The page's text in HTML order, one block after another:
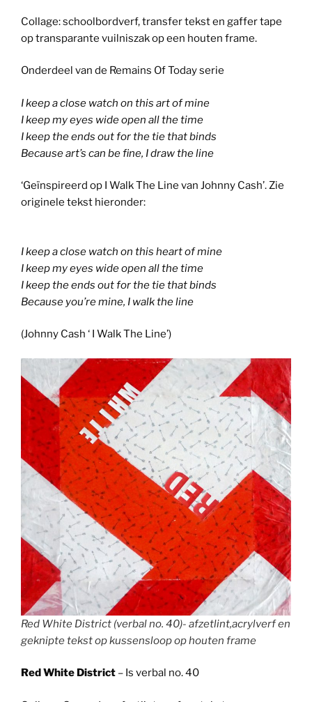
Collage: schoolbordverf, transfer tekst en gaffer tape
op transparante vuilniszak op een houten frame.
Onderdeel van de Remains Of Today serie
I keep a close watch on this art of mine
I keep my eyes wide open all the time
I keep the ends out for the tie that binds
Because art’s can be fine, I draw the line
‘Geïnspireerd op I Walk The Line van Johnny Cash’. Zie
originele tekst hieronder:
I keep a close watch on this heart of mine
I keep my eyes wide open all the time
I keep the ends out for the tie that binds
Because you’re mine, I walk the line
(Johnny Cash ‘ I Walk The Line’)
Red White District (verbal no. 40)- afzetlint,acrylverf en
geknipte tekst op kussensloop op houten frame
Red White District – Is verbal no. 40